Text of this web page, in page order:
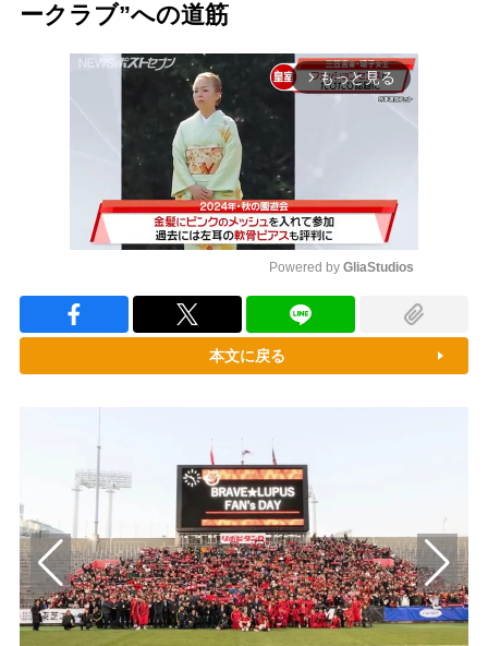
ークラブ”への道筋
arrow_forward_ios もっと見る
Powered by GliaStudios
本文に戻る